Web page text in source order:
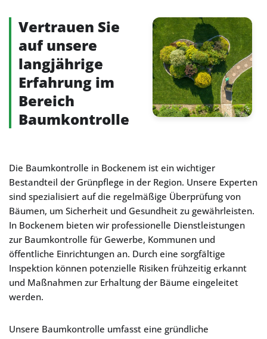
Vertrauen Sie
auf unsere
langjährige
Erfahrung im
Bereich
Baumkontrolle
Die Baumkontrolle in Bockenem ist ein wichtiger
Bestandteil der Grünpflege in der Region. Unsere Experten
sind spezialisiert auf die regelmäßige Überprüfung von
Bäumen, um Sicherheit und Gesundheit zu gewährleisten.
In Bockenem bieten wir professionelle Dienstleistungen
zur Baumkontrolle für Gewerbe, Kommunen und
öffentliche Einrichtungen an. Durch eine sorgfältige
Inspektion können potenzielle Risiken frühzeitig erkannt
und Maßnahmen zur Erhaltung der Bäume eingeleitet
werden.
Unsere Baumkontrolle umfasst eine gründliche